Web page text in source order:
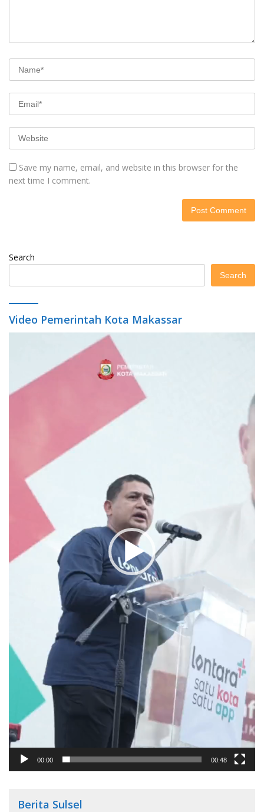
Save my name, email, and website in this browser for the
next time I comment.
Search
Search
Video Pemerintah Kota Makassar
00:00 00:48
Berita Sulsel